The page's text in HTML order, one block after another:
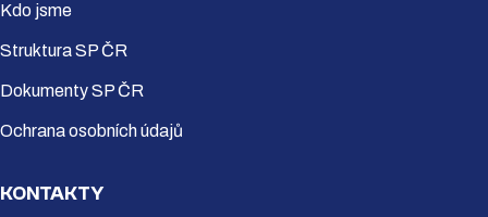
Kdo jsme
Struktura SP ČR
Dokumenty SP ČR
Ochrana osobních údajů
KONTAKTY